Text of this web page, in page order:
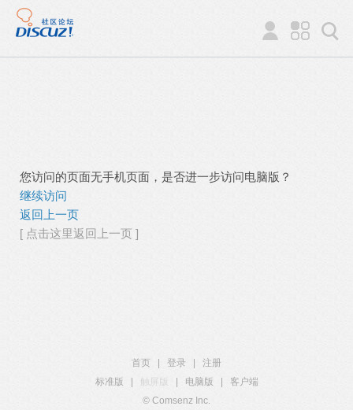
您访问的页面无手机页面，是否进一步访问电脑版？
继续访问
返回上一页
[ 点击这里返回上一页 ]
首页 登录
注册
标准版
触屏版 电脑版
客户端
© Comsenz Inc.